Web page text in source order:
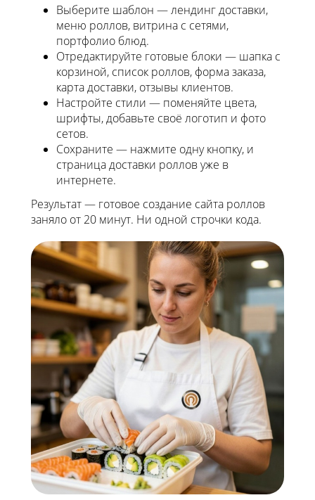
Выберите шаблон — лендинг доставки,
меню роллов, витрина с сетями,
портфолио блюд.
Отредактируйте готовые блоки — шапка с
корзиной, список роллов, форма заказа,
карта доставки, отзывы клиентов.
Настройте стили — поменяйте цвета,
шрифты, добавьте своё логотип и фото
сетов.
Сохраните — нажмите одну кнопку, и
страница доставки роллов уже в
интернете.
Результат — готовое создание сайта роллов
заняло от 20 минут. Ни одной строчки кода.